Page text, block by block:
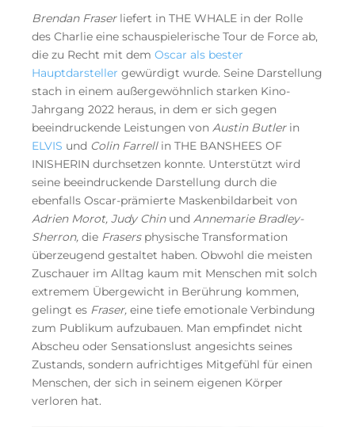
Brendan Fraserliefert in THE WHALE in der Rolle
des Charlie eine schauspielerische Tour de Force ab,
die zu Recht mit dem Oscar als bester
Hauptdarsteller gewürdigt wurde. Seine Darstellung
stach in einem außergewöhnlich starken Kino-
Jahrgang 2022 heraus, in dem er sich gegen
beeindruckende Leistungen von Austin Butlerin
ELVIS und Colin Farrellin THE BANSHEES OF
INISHERIN durchsetzen konnte. Unterstützt wird
seine beeindruckende Darstellung durch die
ebenfalls Oscar-prämierte Maskenbildarbeit von
Adrien Morot, Judy Chinund Annemarie Bradley-
Sherron, die Frasers physische Transformation
überzeugend gestaltet haben. Obwohl die meisten
Zuschauer im Alltag kaum mit Menschen mit solch
extremem Übergewicht in Berührung kommen,
gelingt es Fraser, eine tiefe emotionale Verbindung
zum Publikum aufzubauen. Man empfindet nicht
Abscheu oder Sensationslust angesichts seines
Zustands, sondern aufrichtiges Mitgefühl für einen
Menschen, der sich in seinem eigenen Körper
verloren hat.